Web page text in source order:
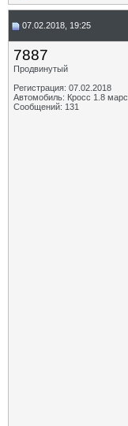
07.02.2018, 19:25
7887
Продвинутый
Регистрация: 07.02.2018
Автомобиль: Кросс 1.8 марс
Сообщений: 131